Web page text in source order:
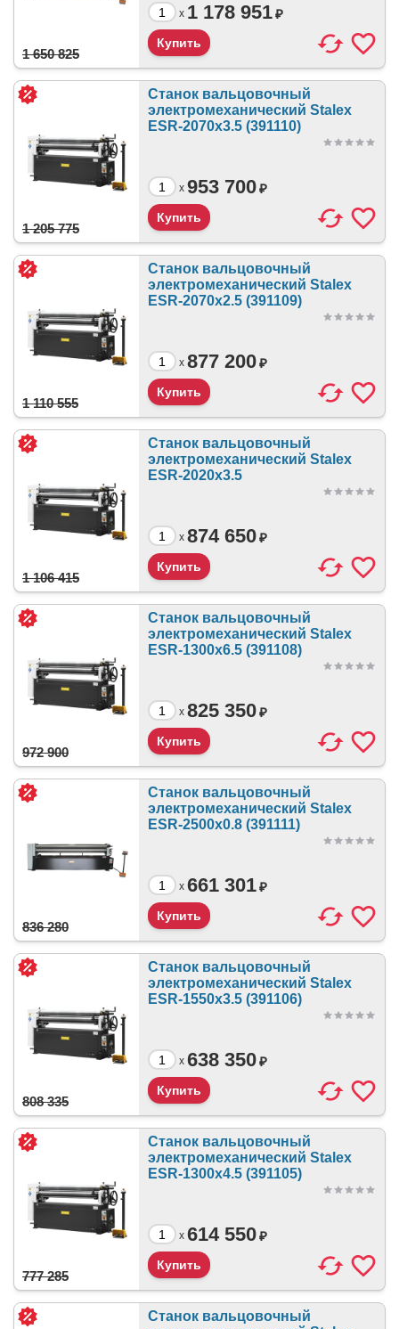
x
1 650 825
1 178 951₽
Станок вальцовочный
электромеханический Stalex
ESR-2070x3.5 (391110)
x
1 205 775
953 700₽
Станок вальцовочный
электромеханический Stalex
ESR-2070x2.5 (391109)
x
1 110 555
877 200₽
Станок вальцовочный
электромеханический Stalex
ESR-2020x3.5
x
1 106 415
874 650₽
Станок вальцовочный
электромеханический Stalex
ESR-1300x6.5 (391108)
x
972 900
825 350₽
Станок вальцовочный
электромеханический Stalex
ESR-2500x0.8 (391111)
x
836 280
661 301₽
Станок вальцовочный
электромеханический Stalex
ESR-1550x3.5 (391106)
x
808 335
638 350₽
Станок вальцовочный
электромеханический Stalex
ESR-1300x4.5 (391105)
x
777 285
614 550₽
Станок вальцовочный